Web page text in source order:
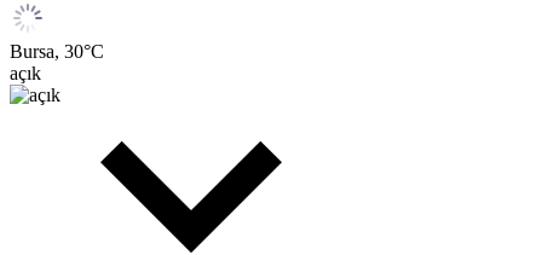
Bursa, 30°C
açık